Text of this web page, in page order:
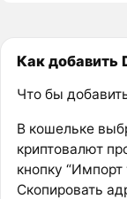
Как добавить
Что бы
В кошельке
криптовалют
кнопку “Импорт
Скопировать